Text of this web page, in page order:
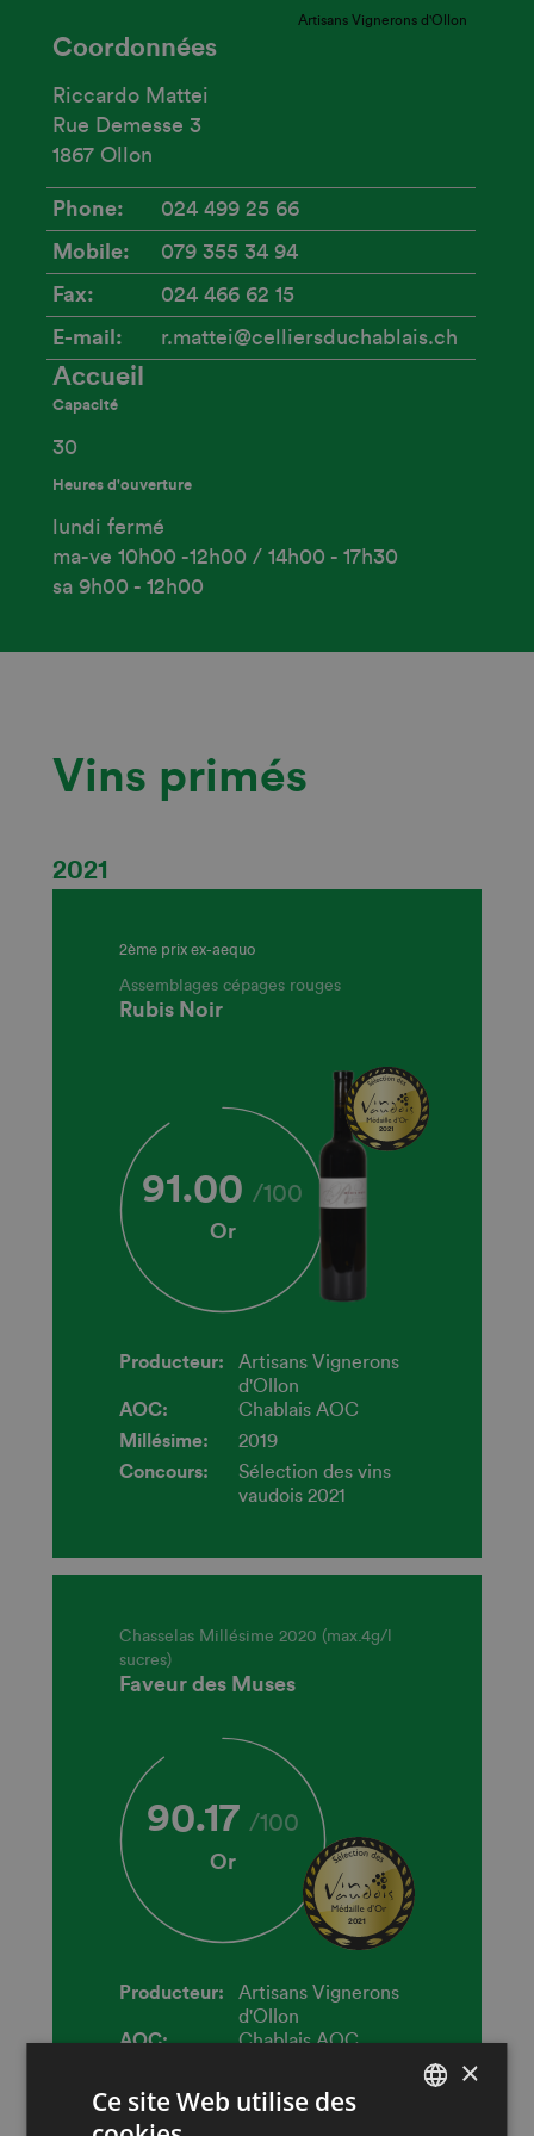
Artisans Vignerons d'Ollon
Coordonnées
Riccardo Mattei
Rue Demesse 3
1867 Ollon
Phone 024 499 25 66
Mobile 079 355 34 94
Fax 024 466 62 15
E-mail r.mattei@celliersduchablais.ch
Accueil
Capacité
30
Heures d'ouverture
lundi fermé
ma-ve 10h00 -12h00 / 14h00 - 17h30
sa 9h00 - 12h00
Vins primés
2021
2ème prix ex-aequo
Assemblages cépages rouges
Rubis Noir
91.00 /100
Or
2021
Producteur:
Artisans Vignerons
d'Ollon
AOC:
Chablais AOC
Millésime:
2019
Concours:
Sélection des vins
vaudois 2021
Chasselas Millésime 2020 (max.4g/l
sucres)
Faveur des Muses
90.17 /100
Or
2021
Producteur:
Artisans Vignerons
d'Ollon
AOC:
Chablais AOC
Concours:
Sélection des vins
×
Ce site Web utilise des